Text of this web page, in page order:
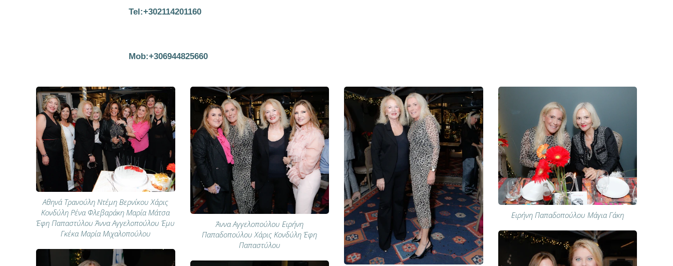
Tel:+302114201160
Mob:+306944825660
Αθηνά Τρανούλη Ντέμη Βερνίκου Χάρις
Κονδύλη Ρένα Φλεβαράκη Μαρία Μάτσα
Έφη Παπαστύλου Άννα Αγγελοπούλου Έμυ
Γκέκα Μαρία Μιχαλοπούλου
Άννα Αγγελοπούλου Ειρήνη
Παπαδοπούλου Χάρις Κονδύλη Έφη
Παπαστύλου
Ειρήνη Παπαδοπούλου Μάγια Γάκη